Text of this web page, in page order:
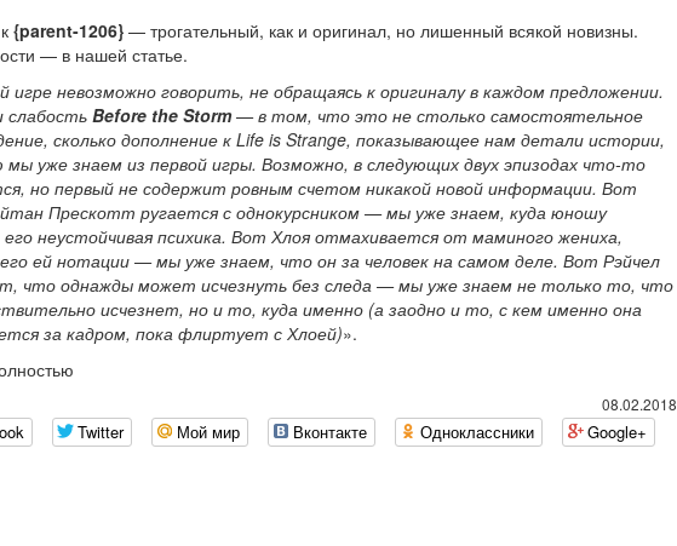
{parent-1206} — трогательный, как и оригинал, но лишенный всякой новизны.
— в нашей статье.
игре невозможно говорить, не обращаясь к оригиналу в каждом предложении.
слабость Before the Storm— в том, что это не столько самостоятельное
сколько дополнение к Life is Strange, показывающее нам детали истории,
уже знаем из первой игры. Возможно, в следующих двух эпизодах что-то
но первый не содержит ровным счетом никакой новой информации. Вот
Прескотт ругается с однокурсником — мы уже знаем, куда юношу
неустойчивая психика. Вот Хлоя отмахивается от маминого жениха,
ей нотации — мы уже знаем, что он за человек на самом деле. Вот Рэйчел
что однажды может исчезнуть без следа — мы уже знаем не только то, что
исчезнет, но и то, куда именно (а заодно и то, с кем именно она
за кадром, пока флиртует с Хлоей)».
08.02.2018
Twitter Мой мир Вконтакте Одноклассники Google+